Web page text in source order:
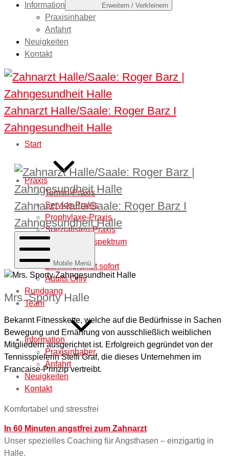
Information Erweitern / Verkleinern
Praxisinhaber
Anfahrt
Neuigkeiten
Kontakt
Zahnarzt Halle/Saale: Roger Barz I
Zahngesundheit Halle
Start
Praxis
Termin-Praxis
Service-Praxis
Prophylaxe-Praxis
Spezialisten-Praxis
Behandlungsspektrum
Zahnimplantat sofort
Adults Only
Rundgang
Team
Information
Praxisinhaber
Anfahrt
Neuigkeiten
Kontakt
Zahnarzt Halle/Saale: Roger Barz I
Zahngesundheit Halle
Mobile Menü
Mrs. Sporty Halle
Bekannt Fitnesskette, welche auf die Bedürfnisse in Sachen
Bewegung und Ernährung von ausschließlich weiblichen
Mitgliedern ausgerichtet ist. Erfolgreich gegründet von der
Tennisspielerin Steffi Graf, die dieses Unternehmen im
Francaise-Prinzip vertreibt.
Komfortabel und stressfrei
In 60 Minuten angstfrei zum Zahnarzt
Unser spezielles Coaching für Angsthasen – einzigartig in
Halle.